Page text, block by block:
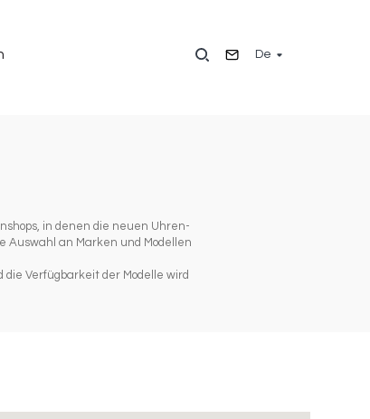
De
in denen die neuen Uhren-
Auswahl an Marken und Modellen
Verfügbarkeit der Modelle wird